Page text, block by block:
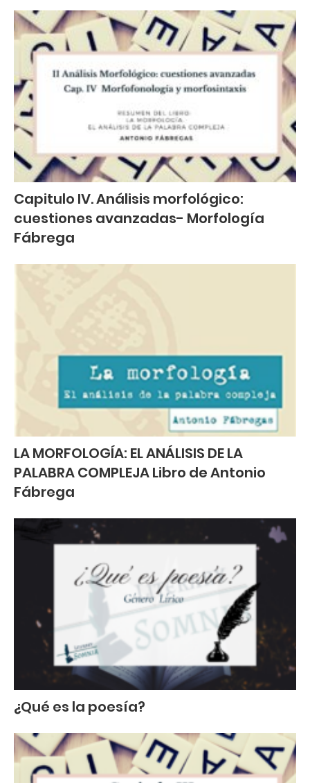
Capitulo IV. Análisis morfológico:
cuestiones avanzadas- Morfología
Fábrega
LA MORFOLOGÍA: EL ANÁLISIS DE LA
PALABRA COMPLEJA Libro de Antonio
Fábrega
¿Qué es la poesía?